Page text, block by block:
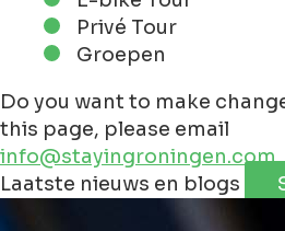
Privé Tour
Groepen
Do you want to make
this page, please email
info@stayingroningen.com
+
Leaflet | ©JawgMaps
Laatste nieuws en blogs